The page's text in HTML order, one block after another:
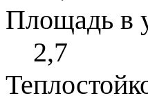
Площадь в
2,7